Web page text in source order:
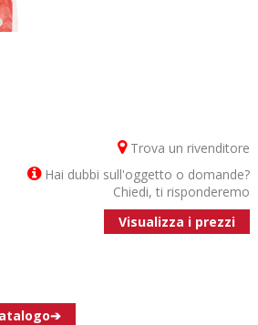
Trova un rivenditore
Hai dubbi sull'oggetto o domande?
Chiedi, ti risponderemo
Visualizza i prezzi